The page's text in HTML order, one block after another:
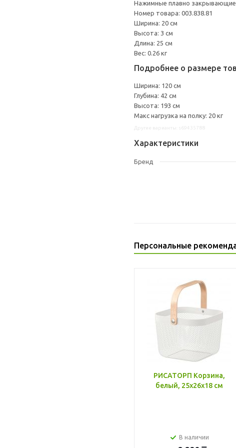
Нажимные плавно
Номер товара: 003.838.81
Ширина: 20 см
Высота: 3 см
Длина: 25 см
Вес: 0.26 кг
Подробнее о размере
Ширина: 120 см
Глубина: 42 см
Высота: 193 см
Макс нагрузка на полку: 20 кг
Характеристики
Бренд
Персональные
РИСАТОРП Корзина,
белый, 25x26x18 см
В наличии